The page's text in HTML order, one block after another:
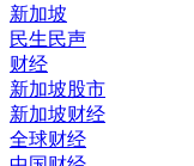
新加坡
民生民声
财经
新加坡股市
新加坡财经
全球财经